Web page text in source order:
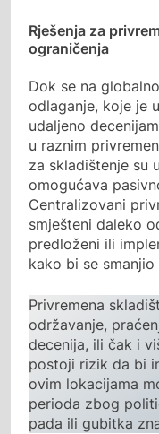
Rješenja za
ograničenja
Dok se na
odlaganje, koje je
udaljeno
u raznim
za skladištenje su
omogućava
Centralizovani
smješteni daleko
predloženi ili
kako bi se
Privremena
održavanje,
decenija, ili čak i
postoji rizik da bi
ovim lokacijama
perioda zbog
pada ili gubitka